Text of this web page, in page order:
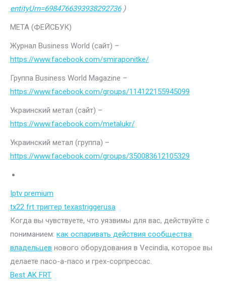
entityUrn=6984766393938292736)
МЕТА (ФЕЙСБУК)
Журнал Business World (сайт) –
https://www.facebook.com/smiraponitke/
Группа Business World Magazine –
https://www.facebook.com/groups/114122155945099
Украинский метал (сайт) –
https://www.facebook.com/metalukr/
Украинский метал (группа) –
https://www.facebook.com/groups/350083612105329
Iptv premium
tx22 frt триггер texastriggerusa
Когда вы чувствуете, что уязвимы для вас, действуйте с
пониманием: как оспаривать действия сообщества
владельцев нового оборудования в Vecindia, которое вы
делаете пасо-а-пасо и грех-сорпрессас.
Best AK FRT